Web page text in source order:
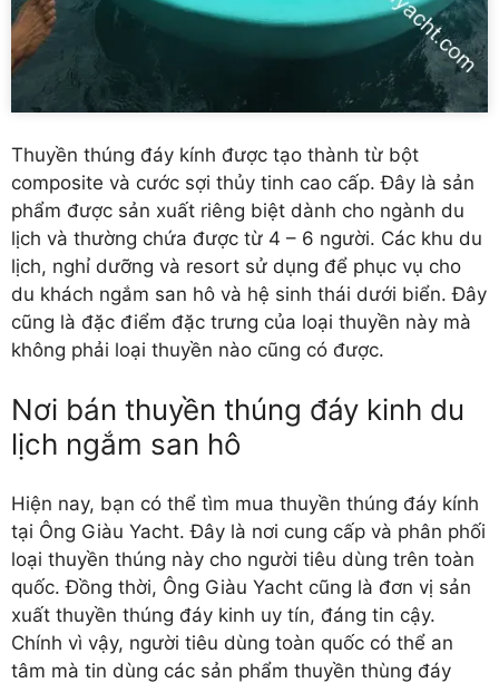
Thuyền thúng đáy kính được tạo thành từ bột
composite và cước sợi thủy tinh cao cấp. Đây là sản
phẩm được sản xuất riêng biệt dành cho ngành du
lịch và thường chứa được từ 4 – 6 người. Các khu du
lịch, nghỉ dưỡng và resort sử dụng để phục vụ cho
du khách ngắm san hô và hệ sinh thái dưới biển. Đây
cũng là đặc điểm đặc trưng của loại thuyền này mà
không phải loại thuyền nào cũng có được.
Nơi bán thuyền thúng đáy kinh du
lịch ngắm san hô
Hiện nay, bạn có thể tìm mua thuyền thúng đáy kính
tại Ông Giàu Yacht. Đây là nơi cung cấp và phân phối
loại thuyền thúng này cho người tiêu dùng trên toàn
quốc. Đồng thời, Ông Giàu Yacht cũng là đơn vị sản
xuất thuyền thúng đáy kinh uy tín, đáng tin cậy.
Chính vì vậy, người tiêu dùng toàn quốc có thể an
tâm mà tin dùng các sản phẩm thuyền thùng đáy